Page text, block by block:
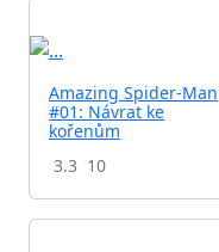
Amazing Spider-Man
#01: Návrat ke
kořenům
3.3 10